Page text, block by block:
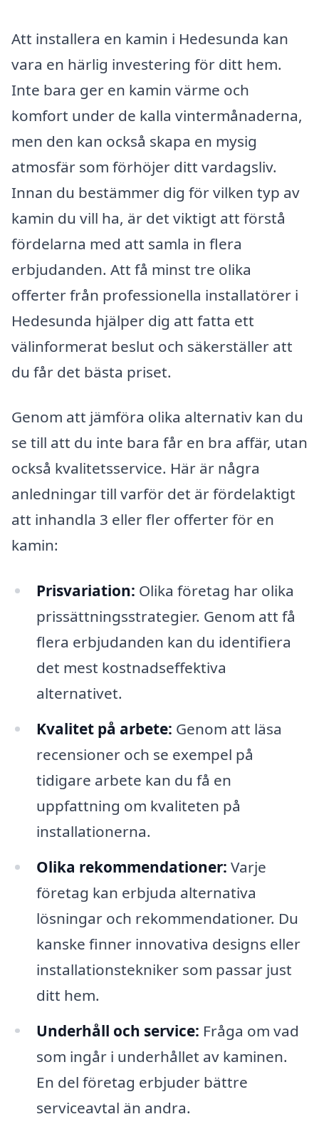
Att installera en kamin i Hedesunda kan
vara en härlig investering för ditt hem.
Inte bara ger en kamin värme och
komfort under de kalla vintermånaderna,
men den kan också skapa en mysig
atmosfär som förhöjer ditt vardagsliv.
Innan du bestämmer dig för vilken typ av
kamin du vill ha, är det viktigt att förstå
fördelarna med att samla in flera
erbjudanden. Att få minst tre olika
offerter från professionella installatörer i
Hedesunda hjälper dig att fatta ett
välinformerat beslut och säkerställer att
du får det bästa priset.
Genom att jämföra olika alternativ kan du
se till att du inte bara får en bra affär, utan
också kvalitetsservice. Här är några
anledningar till varför det är fördelaktigt
att inhandla 3 eller fler offerter för en
kamin:
Prisvariation: Olika företag har olika
prissättningsstrategier. Genom att få
flera erbjudanden kan du identifiera
det mest kostnadseffektiva
alternativet.
Kvalitet på arbete: Genom att läsa
recensioner och se exempel på
tidigare arbete kan du få en
uppfattning om kvaliteten på
installationerna.
Olika rekommendationer: Varje
företag kan erbjuda alternativa
lösningar och rekommendationer. Du
kanske finner innovativa designs eller
installationstekniker som passar just
ditt hem.
Underhåll och service: Fråga om vad
som ingår i underhållet av kaminen.
En del företag erbjuder bättre
serviceavtal än andra.